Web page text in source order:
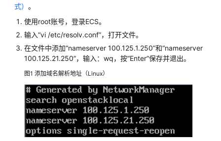
户
南
最
佳
API
式） 。
使用root账号，登录ECS。
输入“vi /etc/resolv.conf”，打开文件。
在文件中添加“nameserver 100.125.1.250”和“nameserver
100.125.21.250”，输入：wq，按“Enter”保存并退出。
图1 添加域名解析地址（Linux）